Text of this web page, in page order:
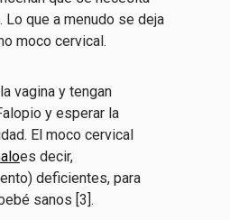
que a menudo se deja
moco cervical.
vagina y tengan
y esperar la
El moco cervical
es decir,
deficientes, para
sanos [3].